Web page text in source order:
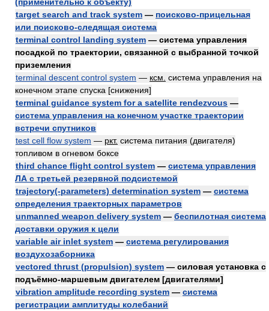
target search and track system — поисково-прицельная
или поисково-следящая система
terminal control landing system — система управления
посадкой по траектории, связанной с выбранной точкой
приземления
terminal descent control system — ксм. система управления на
конечном этапе спуска [снижения]
terminal guidance system for a satellite rendezvous —
система управления на конечном участке траектории
встречи спутников
test cell flow system — ркт. система питания (двигателя)
топливом в огневом боксе
third chance flight control system — система управления
ЛА с третьей резервной подсистемой
trajectory(-parameters) determination system — система
определения траекторных параметров
unmanned weapon delivery system — беспилотная система
доставки оружия к цели
variable air inlet system — система регулирования
воздухозаборника
vectored thrust (propulsion) system — силовая установка с
подъёмно-маршевым двигателем [двигателями]
vibration amplitude recording system — система
регистрации амплитуды колебаний